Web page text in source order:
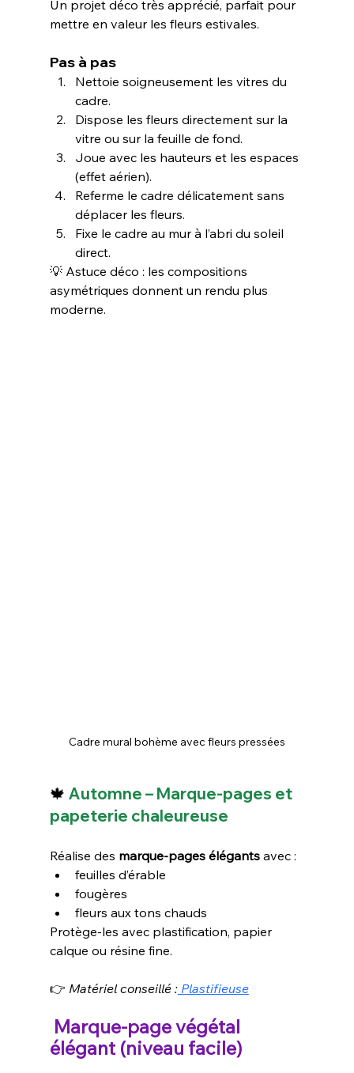
Un projet déco très apprécié, parfait pour
mettre en valeur les fleurs estivales.
Pas à pas
Nettoie soigneusement les vitres du
cadre.
Dispose les fleurs directement sur la
vitre ou sur la feuille de fond.
Joue avec les hauteurs et les espaces
(effet aérien).
Referme le cadre délicatement sans
déplacer les fleurs.
Fixe le cadre au mur à l’abri du soleil
direct.
💡 Astuce déco : les compositions
asymétriques donnent un rendu plus
moderne.
Cadre mural bohème avec fleurs pressées
🍁 Automne – Marque-pages et
papeterie chaleureuse
Réalise des marque-pages élégants avec :
feuilles d’érable
fougères
fleurs aux tons chauds
Protège-les avec plastification, papier
calque ou résine fine.
👉 Matériel conseillé : Plastifieuse
Marque-page végétal
élégant (niveau facile)